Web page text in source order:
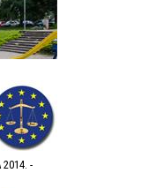
2014. -